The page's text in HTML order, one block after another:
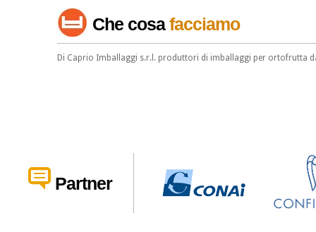
Che cosafacciamo
Di Caprio Imballaggi s.r.l. produttori di imballaggi per ortofrutta
Partner